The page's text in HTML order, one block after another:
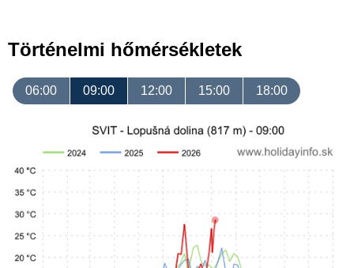
Történelmi hőmérsékletek
06:00 09:00 12:00 15:00 18:00